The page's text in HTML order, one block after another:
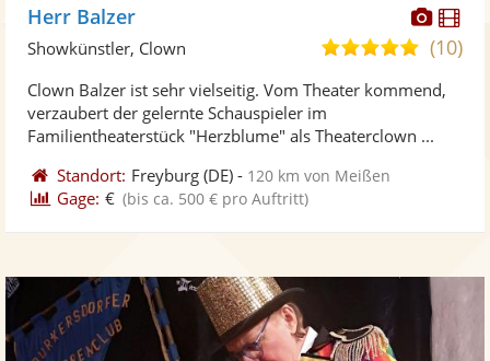
Fotos
Herr Balzer
5,0
5
(10)
Showkünstler, Clown
Clown Balzer ist sehr vielseitig. Vom Theater kommend,
verzaubert der gelernte Schauspieler im
Familientheaterstück "Herzblume" als Theaterclown ...
Standort: Freyburg (DE) - 120 km von Meißen
Gage: € (bis ca. 500 € pro Auftritt)